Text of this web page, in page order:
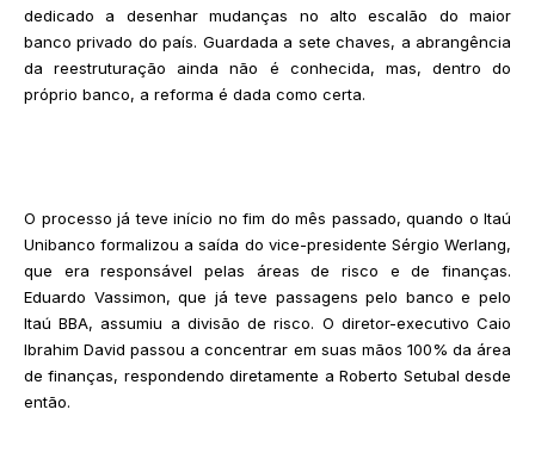
dedicado a desenhar mudanças no alto escalão do maior
banco privado do país. Guardada a sete chaves, a abrangência
da reestruturação ainda não é conhecida, mas, dentro do
próprio banco, a reforma é dada como certa.
O processo já teve início no fim do mês passado, quando o Itaú
Unibanco formalizou a saída do vice-presidente Sérgio Werlang,
que era responsável pelas áreas de risco e de finanças.
Eduardo Vassimon, que já teve passagens pelo banco e pelo
Itaú BBA, assumiu a divisão de risco. O diretor-executivo Caio
Ibrahim David passou a concentrar em suas mãos 100% da área
de finanças, respondendo diretamente a Roberto Setubal desde
então.